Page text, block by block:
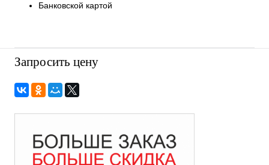
Банковской картой
Запросить цену